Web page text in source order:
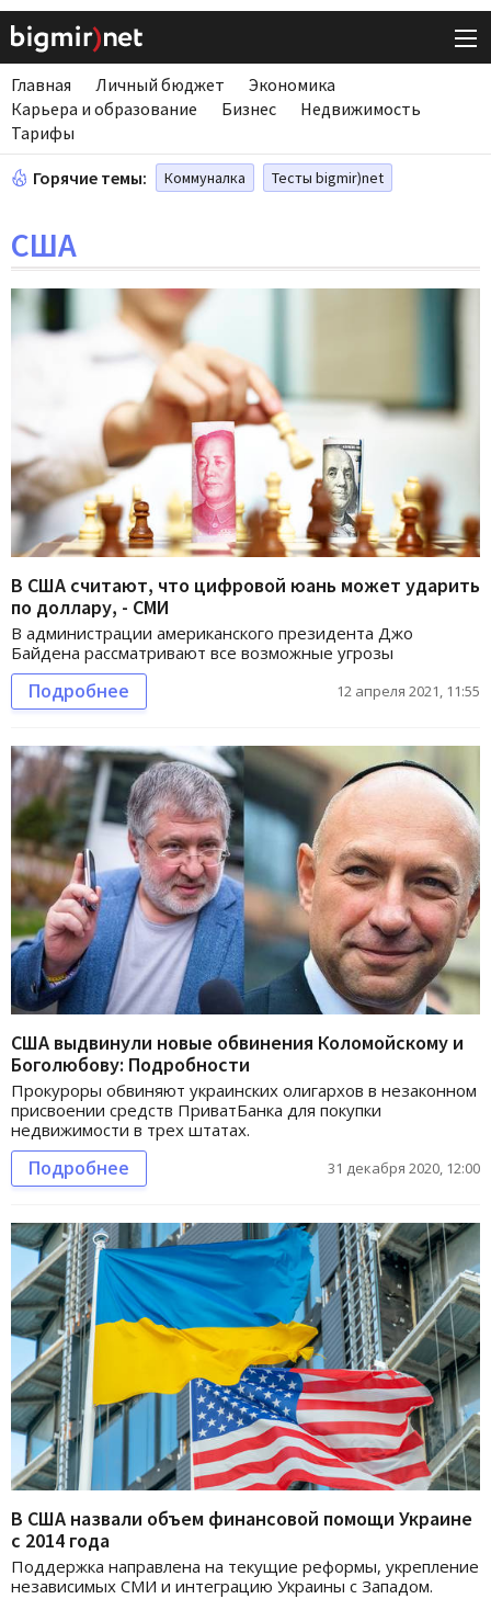
Главная Личный бюджет
Экономика
Карьера и образование
Бизнес
Недвижимость
Тарифы
Горячие темы: Коммуналка Тесты bigmir)net
США
В США считают, что цифровой юань может ударить
по доллару, - СМИ
В администрации американского президента Джо
Байдена рассматривают все возможные угрозы
Подробнее 12 апреля 2021, 11:55
США выдвинули новые обвинения Коломойскому и
Боголюбову: Подробности
Прокуроры обвиняют украинских олигархов в незаконном
присвоении средств ПриватБанка для покупки
недвижимости в трех штатах.
Подробнее 31 декабря 2020, 12:00
В США назвали объем финансовой помощи Украине
с 2014 года
Поддержка направлена на текущие реформы, укрепление
независимых СМИ и интеграцию Украины с Западом.